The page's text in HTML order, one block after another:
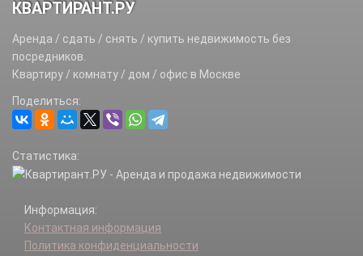
КВАРТИРАНТ.РУ
Аренда / сдать / снять / купить недвижимость без
посредников.
Квартиру / комнату / дом / офис в Москве
Поделиться:
Статистика:
Информация:
Контактная информация
Политика конфиденциальности